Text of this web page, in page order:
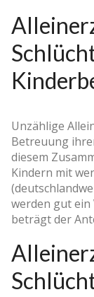
Unzählige
Betreuung
diesem
Kindern mit
werden gut
beträgt der